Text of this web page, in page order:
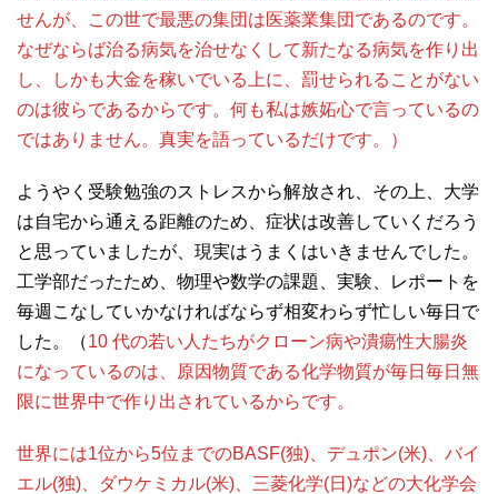
せんが、この世で最悪の集団は医薬業集団であるのです。
なぜならば治る病気を治せなくして新たなる病気を作り出
し、しかも大金を稼いでいる上に、罰せられることがない
のは彼らであるからです。何も私は嫉妬心で言っているの
ではありません。真実を語っているだけです。）
ようやく受験勉強のストレスから解放され、その上、大学
は自宅から通える距離のため、症状は改善していくだろう
と思っていましたが、現実はうまくはいきませんでした。
工学部だったため、物理や数学の課題、実験、レポートを
毎週こなしていかなければならず相変わらず忙しい毎日で
した。（10 代の若い人たちがクローン病や潰瘍性大腸炎
になっているのは、原因物質である化学物質が毎日毎日無
限に世界中で作り出されているからです。
世界には1位から5位までのBASF(独)、デュポン(米)、バイ
エル(独)、ダウケミカル(米)、三菱化学(日)などの大化学会